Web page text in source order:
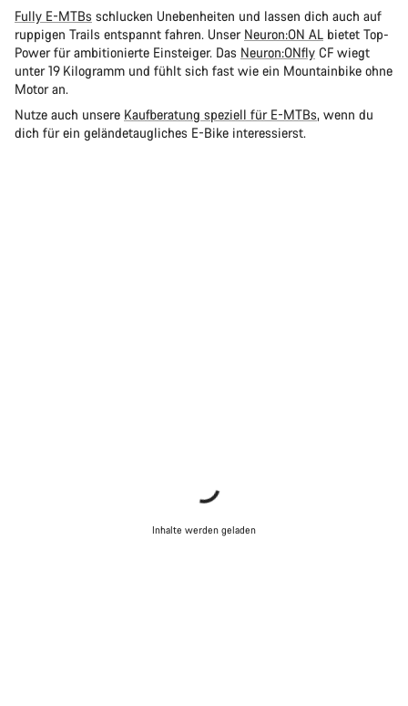
Fully E-MTBs schlucken Unebenheiten und lassen dich auch auf
ruppigen Trails entspannt fahren. Unser Neuron:ON AL bietet Top-
Power für ambitionierte Einsteiger. Das Neuron:ONfly CF wiegt
unter 19 Kilogramm und fühlt sich fast wie ein Mountainbike ohne
Motor an.
Nutze auch unsere Kaufberatung speziell für E-MTBs, wenn du
dich für ein geländetaugliches E-Bike interessierst.
Inhalte werden geladen